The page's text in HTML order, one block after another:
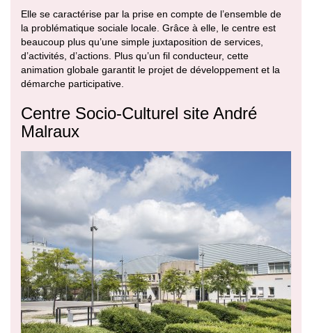
Elle se caractérise par la prise en compte de l’ensemble de
la problématique sociale locale. Grâce à elle, le centre est
beaucoup plus qu’une simple juxtaposition de services,
d’activités, d’actions. Plus qu’un fil conducteur, cette
animation globale garantit le projet de développement et la
démarche participative.
Centre Socio-Culturel site André
Malraux